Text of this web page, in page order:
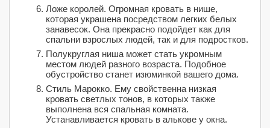
Ложе королей. Огромная кровать в нише,
которая украшена посредством легких белых
занавесок. Она прекрасно подойдет как для
спальни взрослых людей, так и для подростков.
Полукруглая ниша может стать укромным
местом людей разного возраста. Подобное
обустройство станет изюминкой вашего дома.
Стиль Марокко. Ему свойственна низкая
кровать светлых тонов, в которых также
выполнена вся спальная комната.
Устанавливается кровать в алькове у окна.